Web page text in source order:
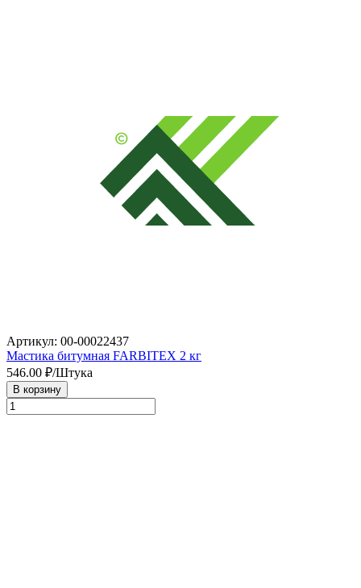
Артикул: 00-00022437
Мастика битумная FARBITEX 2 кг
546.00 ₽/Штука
В корзину